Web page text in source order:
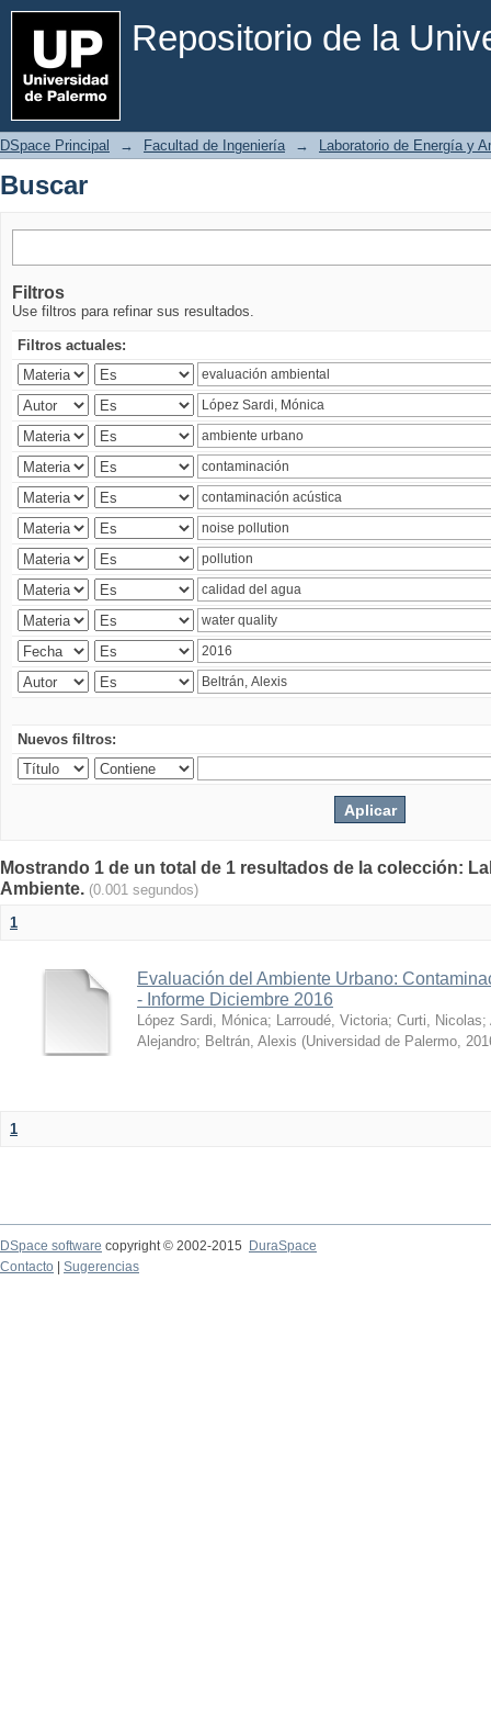
Repositorio de la
Buscar
DSpace Principal → Facultad de Ingeniería → Laboratorio de Energía y
Buscar
Filtros
Use filtros para refinar sus resultados.
Filtros actuales:
Nuevos filtros:
Mostrando 1 de un total de 1 resultados de la colección:
Ambiente. (0.001 segundos)
1
Evaluación del Ambiente Urbano:
- Informe Diciembre 2016
López Sardi, Mónica; Larroudé, Victoria; Curti, Nicolas;
Alejandro; Beltrán, Alexis (Universidad de Palermo,
1
DSpace software copyright © 2002-2015
DuraSpace
Contacto
Sugerencias